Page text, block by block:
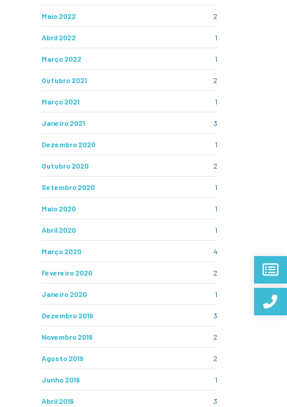
Maio 2022 2
Abril 2022 1
Março 2022 1
Outubro 2021 2
Março 2021 1
Janeiro 2021 3
Dezembro 2020 1
Outubro 2020 2
Setembro 2020 1
Maio 2020 1
Abril 2020 1
Março 2020 4
Fevereiro 2020 2
Janeiro 2020 1
Dezembro 2019 3
Novembro 2019 2
Agosto 2019 2
Junho 2019 1
Abril 2019 3